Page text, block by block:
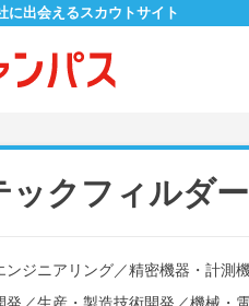
に出会えるスカウトサイト
ックフィルダ
ンジニアリング／精密機器・計測